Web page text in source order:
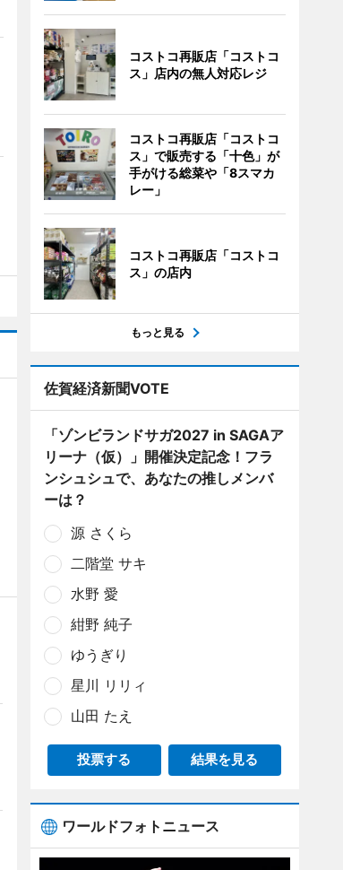
コストコ再販店「コストコ
ス」店内の無人対応レジ
コストコ再販店「コストコ
ス」で販売する「十色」が
手がける総菜や「8スマカ
レー」
コストコ再販店「コストコ
ス」の店内
もっと見る
佐賀経済新聞VOTE
「ゾンビランドサガ2027 in SAGAア
リーナ（仮）」開催決定記念！フラ
ンシュシュで、あなたの推しメンバ
ーは？
源 さくら
二階堂 サキ
水野 愛
紺野 純子
ゆうぎり
星川 リリィ
山田 たえ
投票する 結果を見る
ワールドフォトニュース